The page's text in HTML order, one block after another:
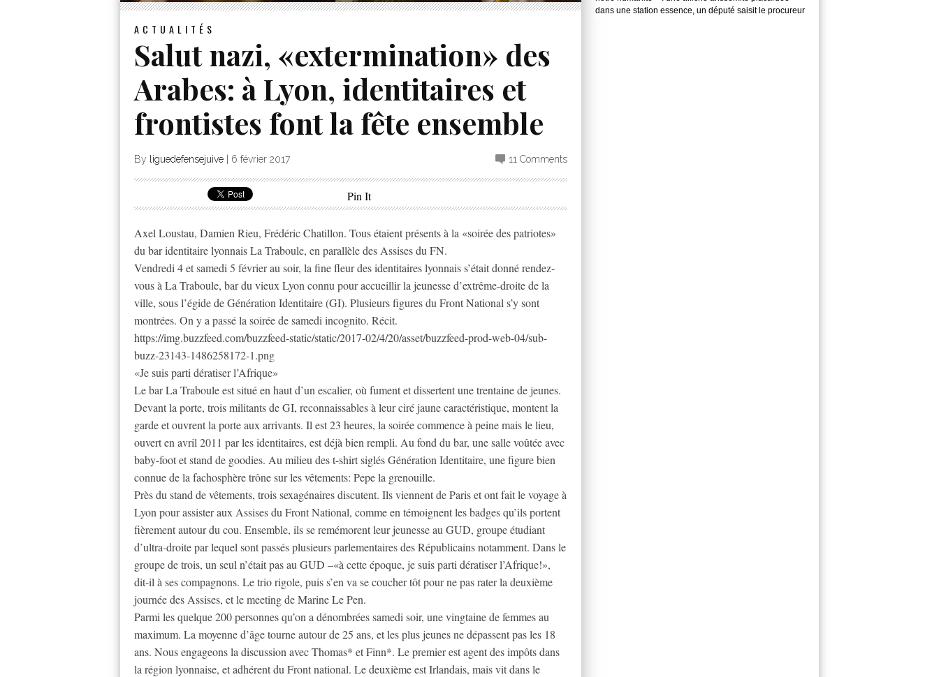
ACTUALITÉS
Salut nazi, «extermination» des
Arabes: à Lyon, identitaires et
frontistes font la fête ensemble
By liguedefensejuive 6 février 2017 11 Comments
Pin It
Axel Loustau, Damien Rieu, Frédéric Chatillon. Tous étaient présents à la «soirée des patriotes»
du bar identitaire lyonnais La Traboule, en parallèle des Assises du FN.
Vendredi 4 et samedi 5 février au soir, la fine fleur des identitaires lyonnais s’était donné rendez-
vous à La Traboule, bar du vieux Lyon connu pour accueillir la jeunesse d’extrême-droite de la
ville, sous l’égide de Génération Identitaire (GI). Plusieurs figures du Front National s’y sont
montrées. On y a passé la soirée de samedi incognito. Récit.
https://img.buzzfeed.com/buzzfeed-static/static/2017-02/4/20/asset/buzzfeed-prod-web-04/sub-
buzz-23143-1486258172-1.png
«Je suis parti dératiser l’Afrique»
Le bar La Traboule est situé en haut d’un escalier, où fument et dissertent une trentaine de jeunes.
Devant la porte, trois militants de GI, reconnaissables à leur ciré jaune caractéristique, montent la
garde et ouvrent la porte aux arrivants. Il est 23 heures, la soirée commence à peine mais le lieu,
ouvert en avril 2011 par les identitaires, est déjà bien rempli. Au fond du bar, une salle voûtée avec
baby-foot et stand de goodies. Au milieu des t-shirt siglés Génération Identitaire, une figure bien
connue de la fachosphère trône sur les vêtements: Pepe la grenouille.
Près du stand de vêtements, trois sexagénaires discutent. Ils viennent de Paris et ont fait le voyage à
Lyon pour assister aux Assises du Front National, comme en témoignent les badges qu’ils portent
fièrement autour du cou. Ensemble, ils se remémorent leur jeunesse au GUD, groupe étudiant
d’ultra-droite par lequel sont passés plusieurs parlementaires des Républicains notamment. Dans le
groupe de trois, un seul n’était pas au GUD –«à cette époque, je suis parti dératiser l’Afrique!»,
dit-il à ses compagnons. Le trio rigole, puis s’en va se coucher tôt pour ne pas rater la deuxième
journée des Assises, et le meeting de Marine Le Pen.
Parmi les quelque 200 personnes qu’on a dénombrées samedi soir, une vingtaine de femmes au
maximum. La moyenne d’âge tourne autour de 25 ans, et les plus jeunes ne dépassent pas les 18
ans. Nous engageons la discussion avec Thomas* et Finn*. Le premier est agent des impôts dans
la région lyonnaise, et adhérent du Front national. Le deuxième est Irlandais, mais vit dans le
dans une station essence, un député saisit le procureur